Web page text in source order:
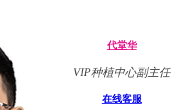
代堂华
VIP种植中心副主任
在线客服